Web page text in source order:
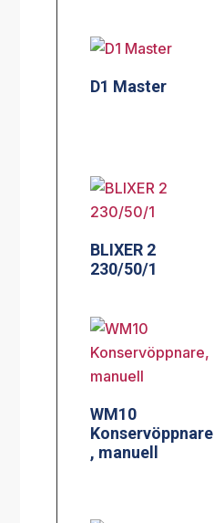
D1 Master
BLIXER 2
230/50/1
WM10
Konservöppnare
, manuell